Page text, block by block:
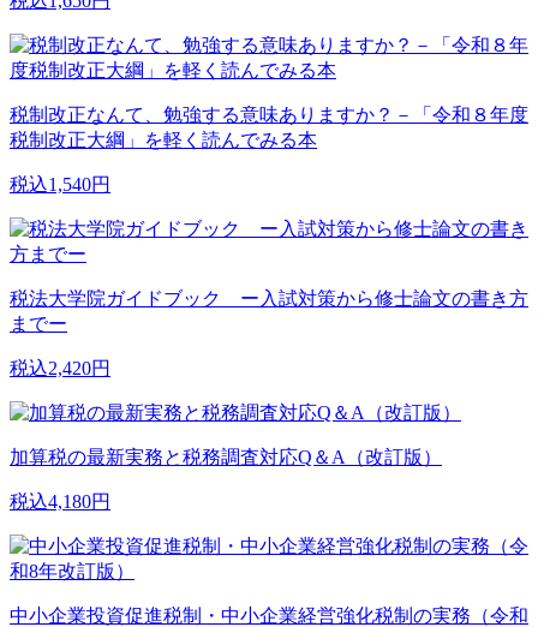
税制改正なんて、勉強する意味ありますか？－「令和８年度
税制改正大綱」を軽く読んでみる本
税込1,540円
税法大学院ガイドブック ー入試対策から修士論文の書き方
までー
税込2,420円
加算税の最新実務と税務調査対応Q＆A（改訂版）
税込4,180円
中小企業投資促進税制・中小企業経営強化税制の実務（令和